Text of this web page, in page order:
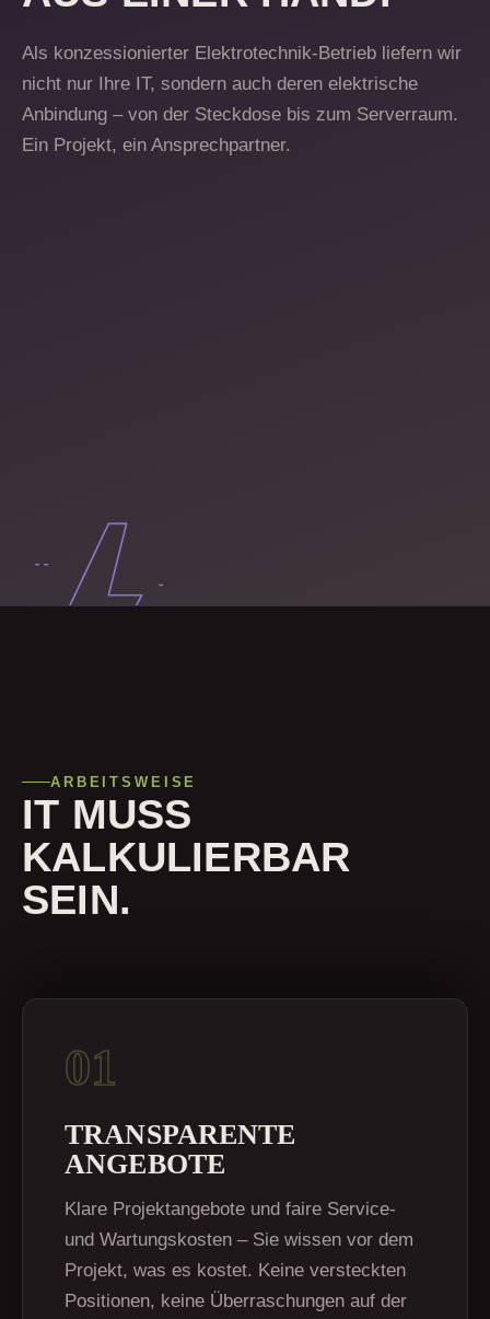
Als konzessionierter Elektrotechnik-Betrieb liefern wir
nicht nur Ihre IT, sondern auch deren elektrische
Anbindung – von der Steckdose bis zum Serverraum.
Ein Projekt, ein Ansprechpartner.
ARBEITSWEISE
IT MUSS
KALKULIERBAR
SEIN.
01
TRANSPARENTE
ANGEBOTE
Klare Projektangebote und faire Service-
und Wartungskosten – Sie wissen vor dem
Projekt, was es kostet. Keine versteckten
Positionen, keine Überraschungen auf der